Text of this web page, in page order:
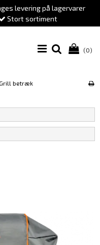
levering på lagervarer
Stort sortiment
(0)
Grill betræk